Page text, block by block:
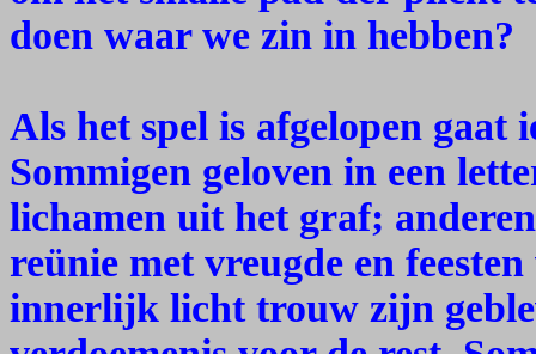
doen waar we zin in hebben?
Als het spel is afgelopen gaat
Sommigen geloven in een
lichamen uit het graf;
reünie met vreugde en
innerlijk licht trouw zijn